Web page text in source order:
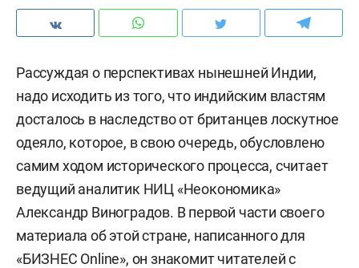
Рассуждая о перспективах нынешней Индии,
надо исходить из того, что индийским властям
досталось в наследство от британцев лоскутное
одеяло, которое, в свою очередь, обусловлено
самим ходом исторического процесса, считает
ведущий аналитик НИЦ «Неокономика»
Александр Виноградов. В первой части своего
материала об этой стране, написанного для
«БИЗНЕС Online», он знакомит читателей с